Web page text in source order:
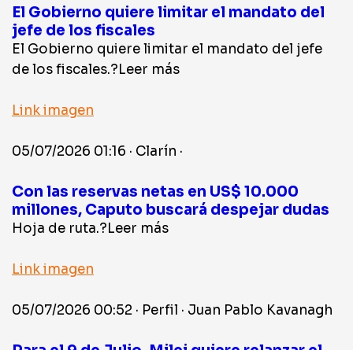
El Gobierno quiere limitar el mandato del
jefe de los fiscales
El Gobierno quiere limitar el mandato del jefe
de los fiscales.?Leer más
Link imagen
05/07/2026 01:16 · Clarín ·
Con las reservas netas en US$ 10.000
millones, Caputo buscará despejar dudas
Hoja de ruta.?Leer más
Link imagen
05/07/2026 00:52 · Perfil · Juan Pablo Kavanagh